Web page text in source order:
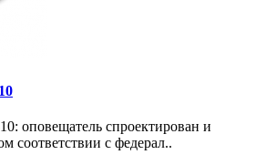
оповещатель спроектирован и
соответствии с федерал..